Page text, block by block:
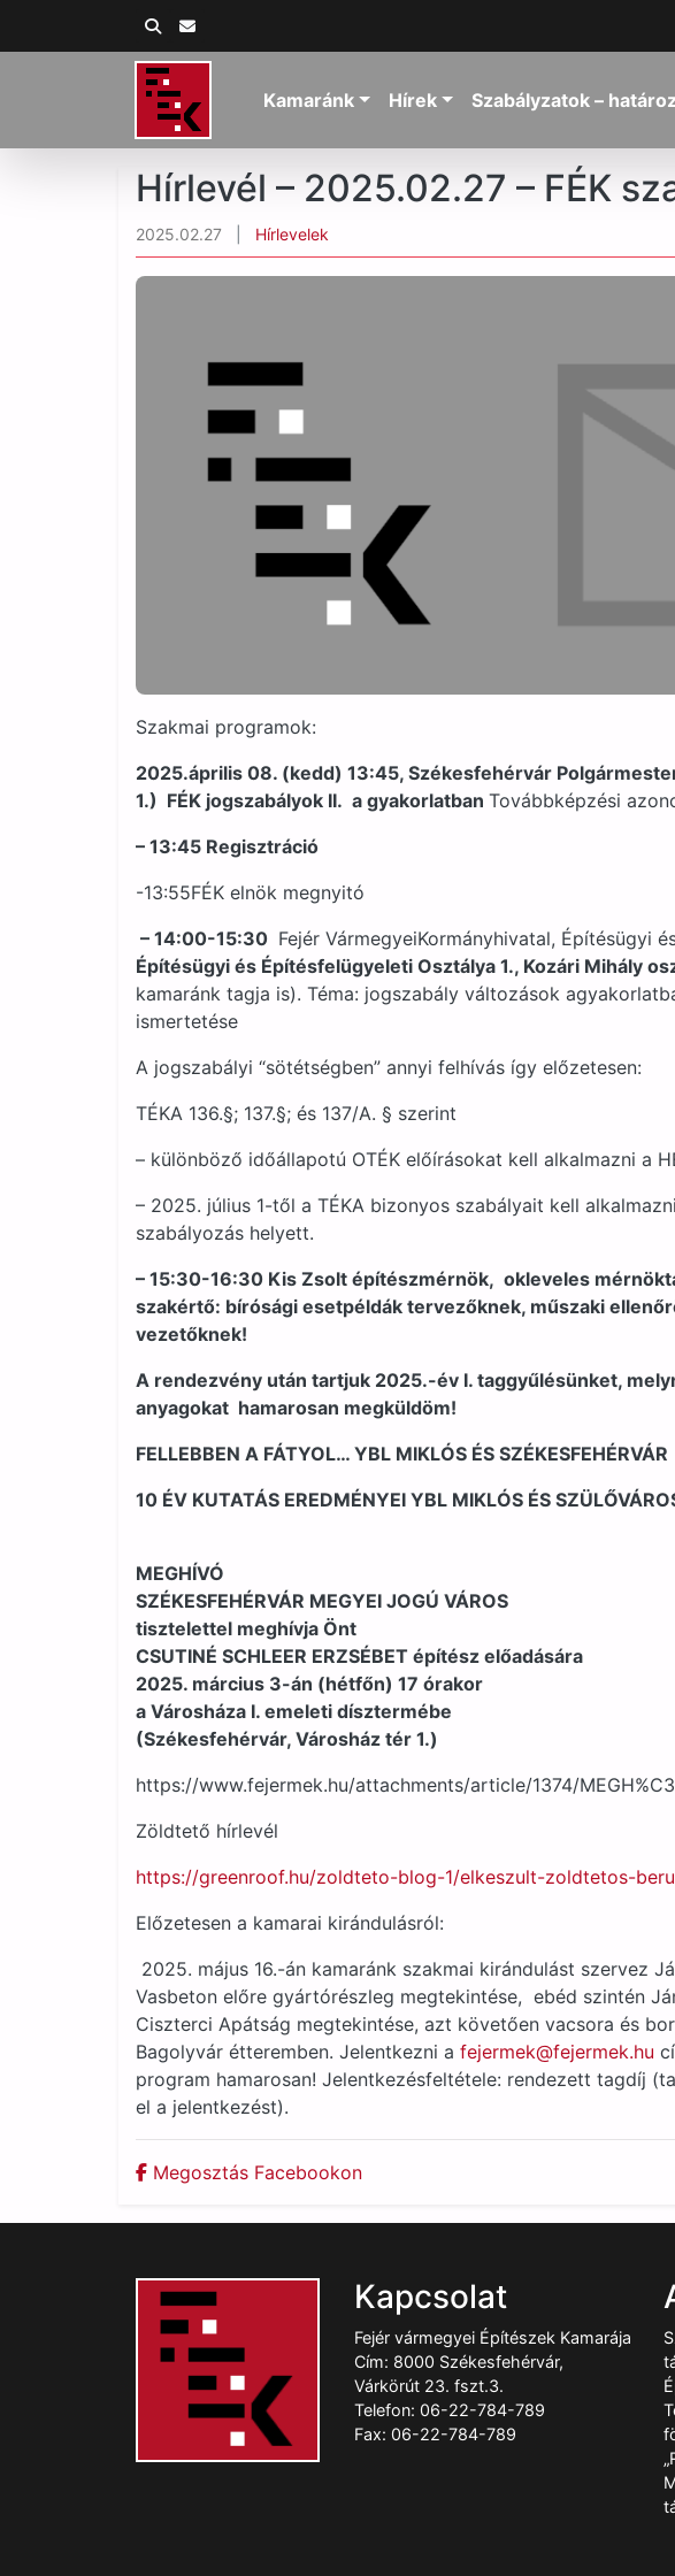
Kamaránk Hírek Szabályzatok –
Hírlevél – 2025.02.27 – FÉK
2025.02.27 Hírlevelek
Szakmai programok:
2025.április 08. (kedd) 13:45, Székesfehérvár
1.) FÉK jogszabályok II. a gyakorlatban Továbbképzési
– 13:45 Regisztráció
-13:55FÉK elnök megnyitó
– 14:00-15:30 Fejér VármegyeiKormányhivatal, Építésügyi
Építésügyi és Építésfelügyeleti Osztálya 1., Kozári Mihály
kamaránk tagja is). Téma: jogszabály változások
ismertetése
A jogszabályi “sötétségben” annyi felhívás így előzetesen:
TÉKA 136.§; 137.§; és 137/A. § szerint
– különböző időállapotú OTÉK előírásokat kell alkalmazni a
– 2025. július 1-től a TÉKA bizonyos szabályait kell
szabályozás helyett.
– 15:30-16:30 Kis Zsolt építészmérnök, okleveles
szakértő: bírósági esetpéldák tervezőknek, műszaki
vezetőknek!
A rendezvény után tartjuk 2025.-év I. taggyűlésünket,
anyagokat hamarosan megküldöm!
FELLEBBEN A FÁTYOL… YBL MIKLÓS ÉS SZÉKESFEHÉRVÁR
10 ÉV KUTATÁS EREDMÉNYEI YBL MIKLÓS ÉS
MEGHÍVÓ
SZÉKESFEHÉRVÁR MEGYEI JOGÚ VÁROS
tisztelettel meghívja Önt
CSUTINÉ SCHLEER ERZSÉBET építész előadására
2025. március 3-án (hétfőn) 17 órakor
a Városháza I. emeleti dísztermébe
(Székesfehérvár, Városház tér 1.)
https://www.fejermek.hu/attachments/article/1374/
Zöldtető hírlevél
https://greenroof.hu/zoldteto-blog-1/elkeszult-zoldtetos-
Előzetesen a kamarai kirándulásról:
2025. május 16.-án kamaránk szakmai kirándulást szervez
Vasbeton előre gyártórészleg megtekintése, ebéd szintén
Ciszterci Apátság megtekintése, azt követően vacsora és
Bagolyvár étteremben. Jelentkezni a fejermek@fejermek.hu
program hamarosan! Jelentkezésfeltétele: rendezett tagdíj
el a jelentkezést).
Megosztás Facebookon
Kapcsolat
Fejér vármegyei Építészek Kamarája
Cím: 8000 Székesfehérvár,
Várkörút 23. fszt.3.
Telefon: 06-22-784-789
Fax: 06-22-784-789